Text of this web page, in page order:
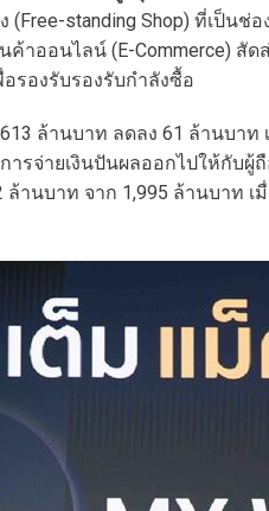
(Free-standing Shop) ที่เป็น
ค้าออนไลน์ (E-Commerce) สั
รองรับรองรับกำลังซื้อ
ล้านบาท ลดลง 61 ล้านบาท
รจ่ายเงินปันผลออกไปให้กับ
านบาท จาก 1,995 ล้านบาท เ